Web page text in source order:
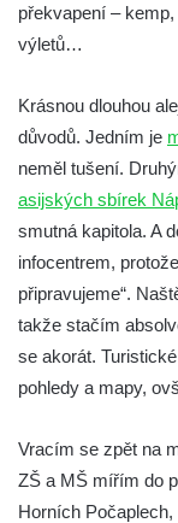
překvapení –
výletů…
Krásnou dlouhou
důvodů. Jedním je
neměl tušení.
asijských sbírek
smutná kapitola. A
infocentrem,
připravujeme“.
takže stačím
se akorát.
pohledy a mapy,
Vracím se zpět na
ZŠ a MŠ mířím do
Horních